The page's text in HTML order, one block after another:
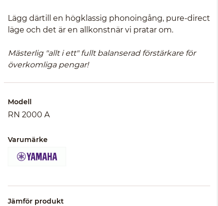
Lägg därtill en högklassig phonoingång, pure-direct
läge och det är en allkonstnär vi pratar om.
Mästerlig "allt i ett" fullt balanserad förstärkare för
överkomliga pengar!
Modell
RN 2000 A
Varumärke
Jämför produkt